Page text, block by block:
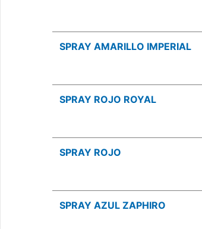
SPRAY AMARILLO IMPERIAL
SPRAY ROJO ROYAL
SPRAY ROJO
SPRAY AZUL ZAPHIRO